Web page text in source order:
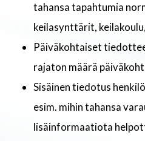
tahansa tapahtumia
keilasynttärit,
Päiväkohtaiset
rajaton määrä
Sisäinen tiedotus
esim. mihin tahansa
lisäinformaatiota